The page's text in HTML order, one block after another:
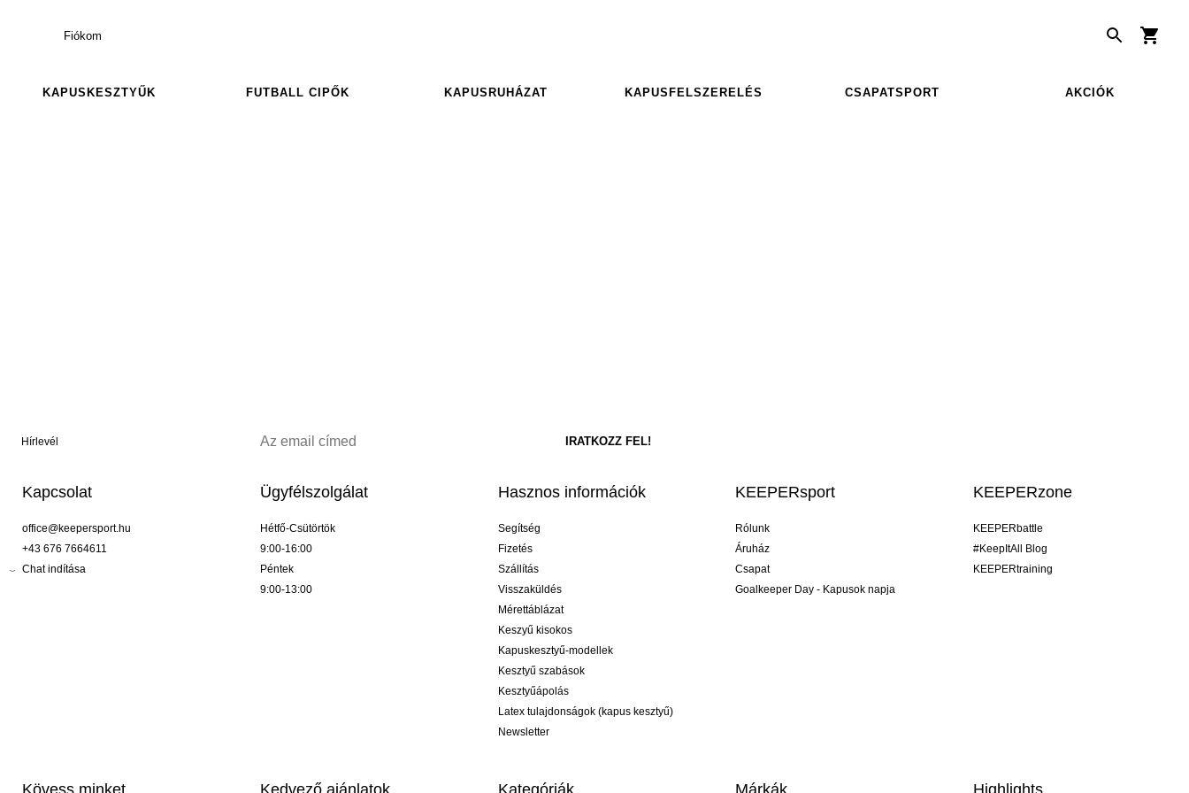
Fiókom
KAPUSKESZTYŰK FUTBALL CIPŐK KAPUSRUHÁZAT KAPUSFELSZERELÉS CSAPATSPORT AKCIÓK
Hírlevél
Kapcsolat
office@keepersport.hu
+43 676 7664611
Chat indítása
Ügyfélszolgálat
Hétfő-Csütörtök
9:00-16:00
Péntek
9:00-13:00
Hasznos információk
Segítség
Fizetés
Szállítás
Visszaküldés
Mérettáblázat
Keszyű kisokos
Kapuskesztyű-modellek
Kesztyű szabások
Kesztyűápolás
Latex tulajdonságok (kapus kesztyű)
Newsletter
KEEPERsport
Rólunk
Áruház
Csapat
Goalkeeper Day - Kapusok napja
KEEPERzone
KEEPERbattle
#KeepItAll Blog
KEEPERtraining
Kövess minket Kedvező ajánlatok Kategóriák Márkák Highlights